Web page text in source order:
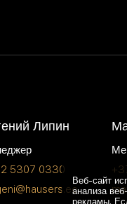
Липин
5307 0330
Веб-сайт
анализа
рекламы.